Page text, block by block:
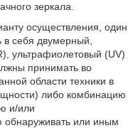
зеркала.
осуществления, один
в себя двумерный,
ультрафиолетовый (UV)
принимать во
области техники в
либо комбинацию
и/или
обнаруживать или иным